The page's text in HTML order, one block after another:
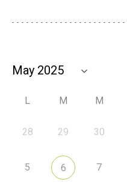
L M M
28 29 30
5 6 7